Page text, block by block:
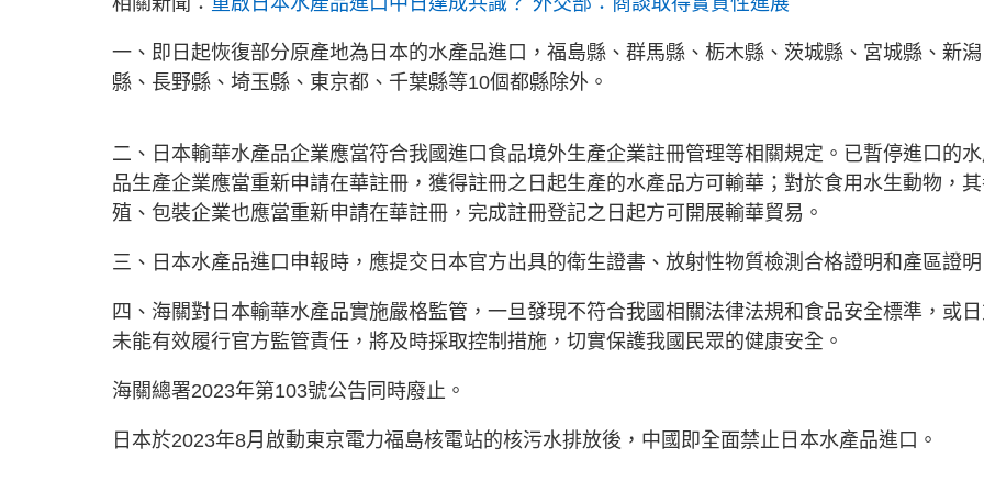
一、即日起恢復部分原產地為日本的水產品進口，福島縣、群馬縣、栃木縣、茨城縣、宮城縣、新潟
縣、長野縣、埼玉縣、東京都、千葉縣等10個都縣除外。
二、日本輸華水產品企業應當符合我國進口食品境外生產企業註冊管理等相關規定。已暫停進口的
品生產企業應當重新申請在華註冊，獲得註冊之日起生產的水產品方可輸華；對於食用水生動物，
殖、包裝企業也應當重新申請在華註冊，完成註冊登記之日起方可開展輸華貿易。
三、日本水產品進口申報時，應提交日本官方出具的衛生證書、放射性物質檢測合格證明和產區證明
四、海關對日本輸華水產品實施嚴格監管，一旦發現不符合我國相關法律法規和食品安全標準，或
未能有效履行官方監管責任，將及時採取控制措施，切實保護我國民眾的健康安全。
海關總署2023年第103號公告同時廢止。
日本於2023年8月啟動東京電力福島核電站的核污水排放後，中國即全面禁止日本水產品進口。